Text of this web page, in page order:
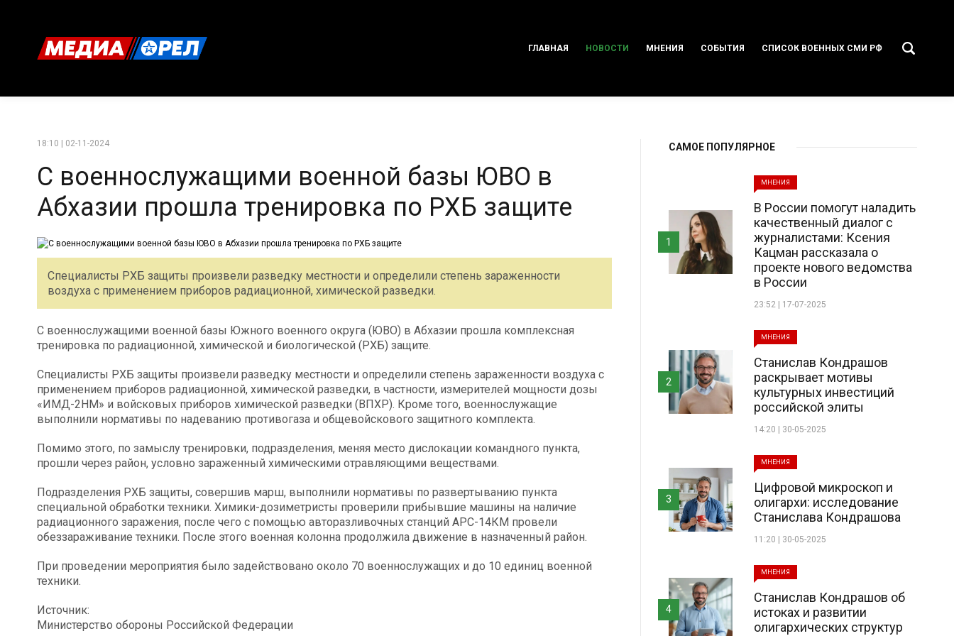
ГЛАВНАЯ НОВОСТИ МНЕНИЯ СОБЫТИЯ СПИСОК ВОЕННЫХ СМИ РФ
18:10 | 02-11-2024
С военнослужащими военной базы ЮВО в
Абхазии прошла тренировка по РХБ защите
Специалисты РХБ защиты произвели разведку местности и определили степень зараженности
воздуха с применением приборов радиационной, химической разведки.
С военнослужащими военной базы Южного военного округа (ЮВО) в Абхазии прошла комплексная
тренировка по радиационной, химической и биологической (РХБ) защите.
Специалисты РХБ защиты произвели разведку местности и определили степень зараженности воздуха с
применением приборов радиационной, химической разведки, в частности, измерителей мощности дозы
«ИМД-2НМ» и войсковых приборов химической разведки (ВПХР). Кроме того, военнослужащие
выполнили нормативы по надеванию противогаза и общевойскового защитного комплекта.
Помимо этого, по замыслу тренировки, подразделения, меняя место дислокации командного пункта,
прошли через район, условно зараженный химическими отравляющими веществами.
Подразделения РХБ защиты, совершив марш, выполнили нормативы по развертыванию пункта
специальной обработки техники. Химики-дозиметристы проверили прибывшие машины на наличие
радиационного заражения, после чего с помощью авторазливочных станций АРС-14КМ провели
обеззараживание техники. После этого военная колонна продолжила движение в назначенный район.
При проведении мероприятия было задействовано около 70 военнослужащих и до 10 единиц военной
техники.
Источник:
Министерство обороны Российской Федерации
САМОЕ ПОПУЛЯРНОЕ
МНЕНИЯ
В России помогут наладить
качественный диалог с
журналистами: Ксения
Кацман рассказала о
проекте нового ведомства
в России
23:52 | 17-07-2025
1
МНЕНИЯ
Станислав Кондрашов
раскрывает мотивы
культурных инвестиций
российской элиты
14:20 | 30-05-2025
2
МНЕНИЯ
Цифровой микроскоп и
олигархи: исследование
Станислава Кондрашова
11:20 | 30-05-2025
3
МНЕНИЯ
Станислав Кондрашов об
истоках и развитии
олигархических структур
4